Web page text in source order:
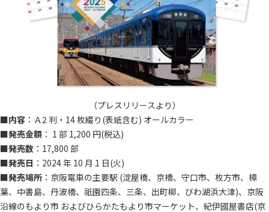
（プレスリリースより）
■内容 ：Ａ2 判・14 枚綴り(表紙含む) オールカラー
■発売金額 ： 1 部 1,200 円(税込)
■発売数 ：17,800 部
■発売日 ：2024 年 10 月 1 日(火)
■発売場所 ：京阪電車の主要駅 (淀屋橋、京橋、守口市、枚方市、樟
葉、中書島、丹波橋、祇園四条、三条、出町柳、びわ湖浜大津)、京阪
沿線のもより市 およびひらかたもより市マーケット、紀伊國屋書店(京